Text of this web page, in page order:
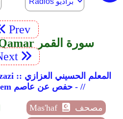
Prev
54. Surah Al-Qamar سورة القمر
Tutor Al-husayni Al-Azazi :: المعلم الحسيني العزازي
// - Hafs for Assem حفص عن عاصم - //
Mas'haf
مصحف